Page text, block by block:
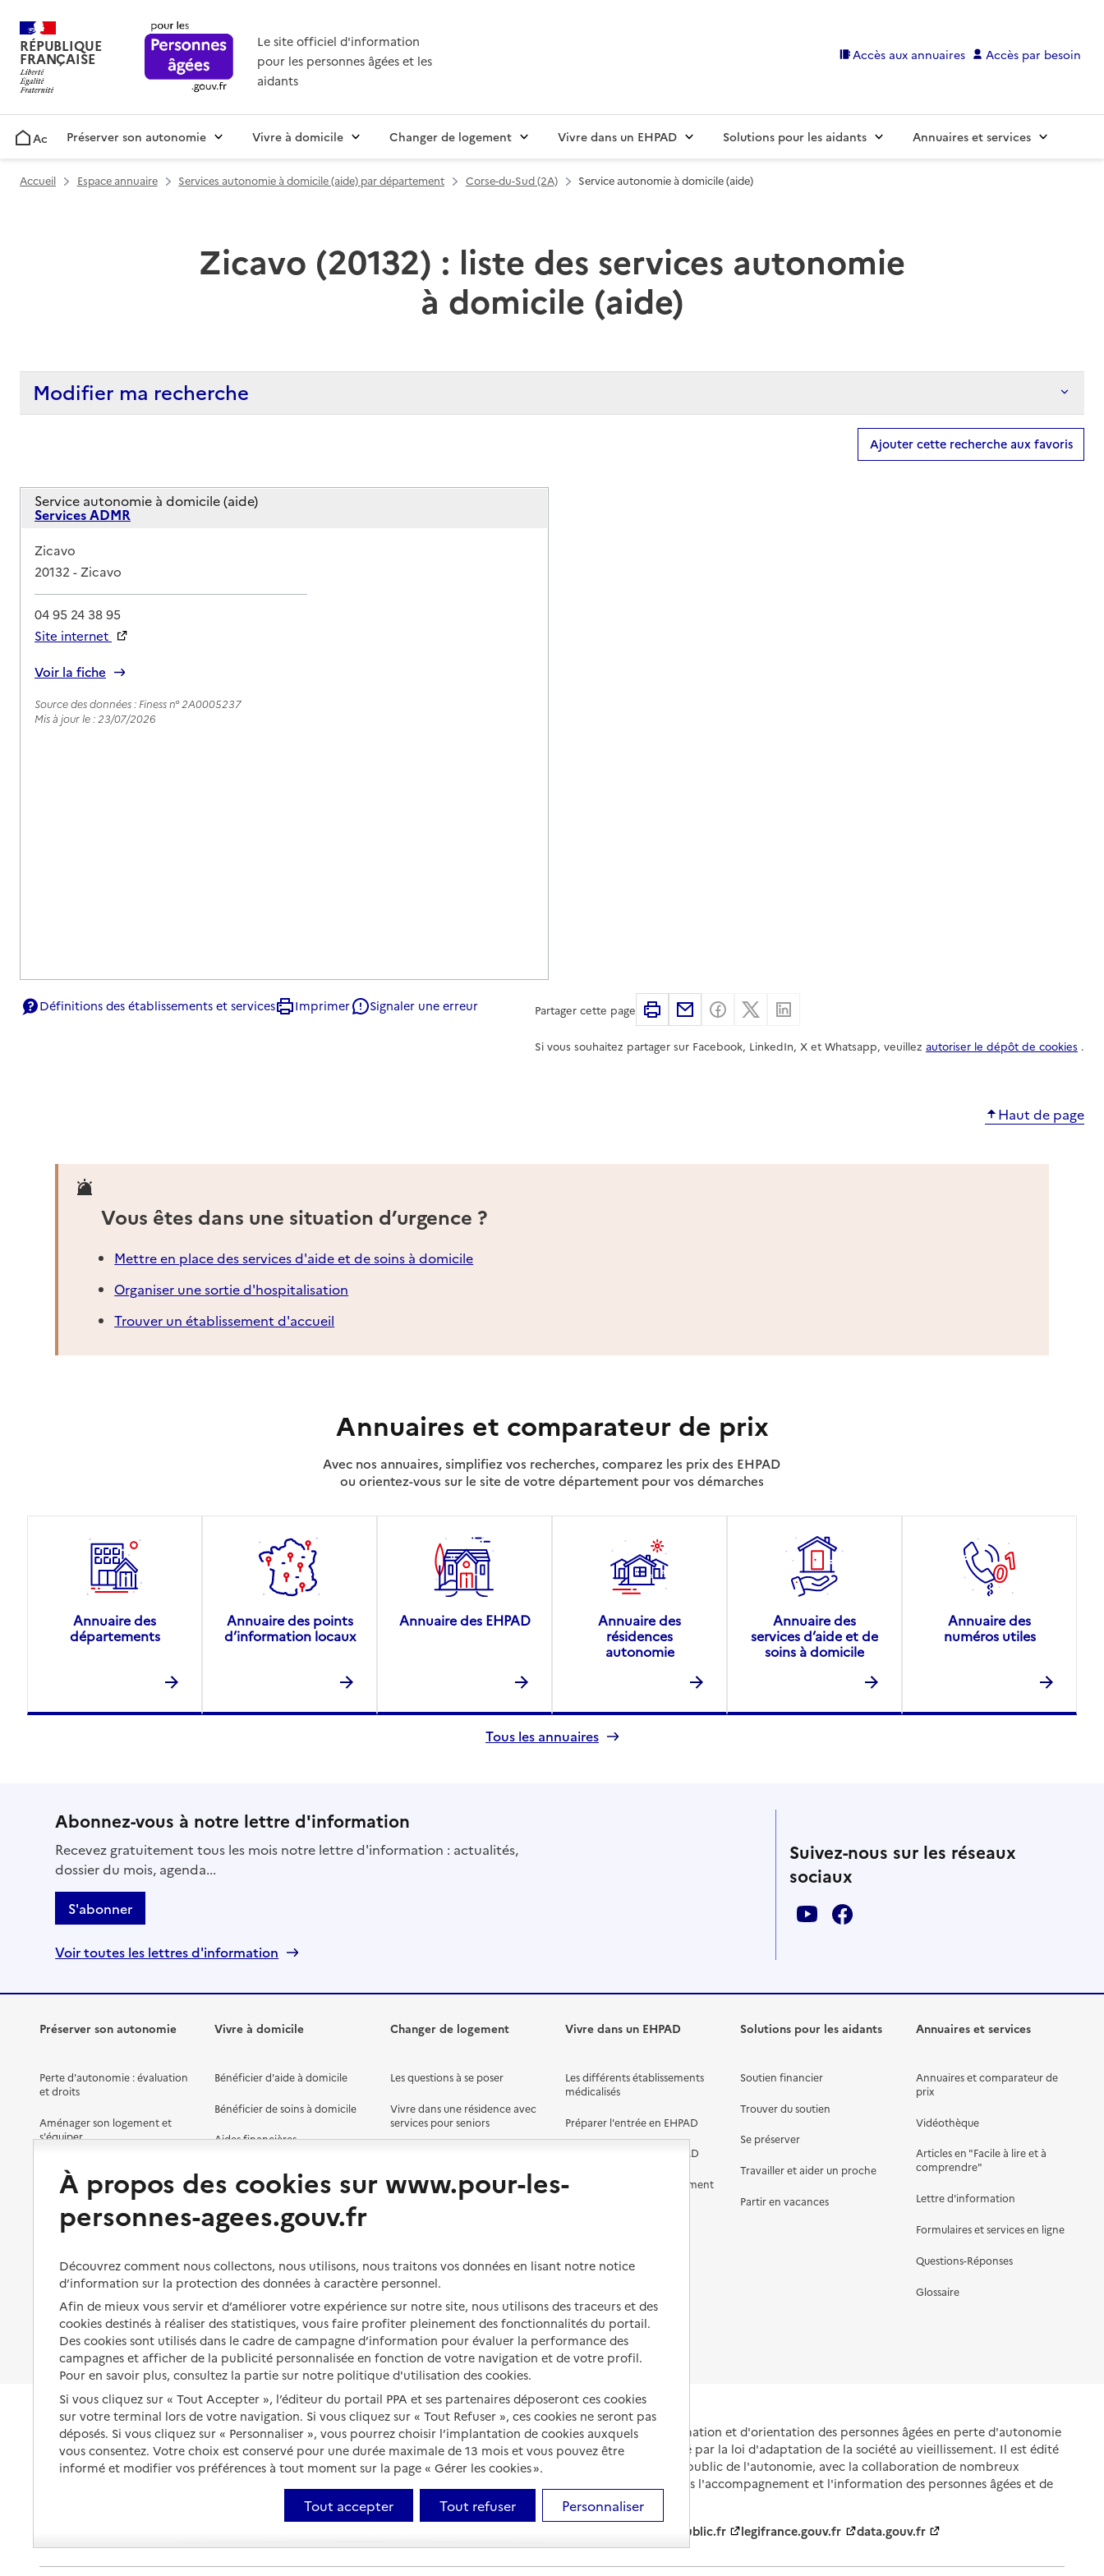
RÉPUBLIQUE
FRANÇAISE
Le site officiel d'information
pour les personnes âgées et les
aidants
Accès aux annuaires Accès par besoin
AccueilPréserver son autonomie Vivre à domicile Changer de logement Vivre dans un EHPAD Solutions pour les aidants Annuaires et services
Accueil Espace annuaire Services autonomie à domicile (aide) par département Corse-du-Sud (2A) Service autonomie à domicile (aide)
Zicavo (20132) : liste des services autonomie
à domicile (aide)
Modifier ma recherche
Ajouter cette recherche aux favoris
Service autonomie à domicile (aide)
Services ADMR
Adresse
Zicavo
20132 - Zicavo
04 95 24 38 95
Site internet
Voir la fiche
Source des données : Finess n° 2A0005237
Mis à jour le : 23/07/2026
Définitions des établissements et services Imprimer Signaler une erreur Partager cette page ImprimerPartager par email
Partager sur Facebook
Partager sur X
Si vous souhaitez partager sur Facebook, LinkedIn, X et Whatsapp, veuillez autoriser le dépôt de cookies .
Haut de page
Vous êtes dans une situation d’urgence ?
Mettre en place des services d'aide et de soins à domicile
Organiser une sortie d'hospitalisation
Trouver un établissement d'accueil
Annuaires et comparateur de prix
Avec nos annuaires, simplifiez vos recherches, comparez les prix des EHPAD
ou orientez-vous sur le site de votre département pour vos démarches
Annuaire des
départements
Annuaire des points
d’information locaux
Annuaire des EHPAD
Annuaire des
résidences
autonomie
Annuaire des
services d’aide et de
soins à domicile
Annuaire des
numéros utiles
Tous les annuaires
Abonnez-vous à notre lettre d'information
Recevez gratuitement tous les mois notre lettre d'information : actualités,
dossier du mois, agenda...
S'abonner
Voir toutes les lettres d'information
Suivez-nous sur les réseaux
sociaux
Préserver son autonomie
Perte d'autonomie : évaluation
et droits
Aménager son logement et
s'équiper
Préserver son autonomie et sa
santé
Organiser à l'avance sa propre
protection
Les obligations de la famille
À qui s’adresser ?
Les politiques du grand âge
Vivre à domicile
Bénéficier d'aide à domicile
Bénéficier de soins à domicile
Aides financières
Vivre à domicile avec une
Être hospitalisé
Fin de vie à domicile
Changer de logement
Les questions à se poser
Vivre dans une résidence avec
services pour seniors
Vivre en accueil familial
Vivre dans un EHPAD
Les différents établissements
médicalisés
Préparer l'entrée en EHPAD
Aides financières en EHPAD
Prévention, accompagnement
Droits en EHPAD
Fin de vie en EHPAD
Solutions pour les aidants
Soutien financier
Trouver du soutien
Se préserver
Travailler et aider un proche
Partir en vacances
Annuaires et services
Annuaires et comparateur de
prix
Vidéothèque
Articles en "Facile à lire et à
comprendre"
Lettre d'information
Formulaires et services en ligne
Questions-Réponses
Glossaire
Portail national d'information et d'orientation des personnes âgées en perte d'autonomie
et de leurs proches, créé par la loi d'adaptation de la société au vieillissement. Il est édité
et animé par le Service public de l'autonomie, avec la collaboration de nombreux
partenaires engagés dans l'accompagnement et l'information des personnes âgées et de
leurs aidants.
service-public.fr legifrance.gouv.fr data.gouv.fr
À propos des cookies sur www.pour-les-
personnes-agees.gouv.fr
Découvrez comment nous collectons, nous utilisons, nous traitons vos données en lisant notre notice
d’information sur la protection des données à caractère personnel.
Afin de mieux vous servir et d’améliorer votre expérience sur notre site, nous utilisons des traceurs et des
cookies destinés à réaliser des statistiques, vous faire profiter pleinement des fonctionnalités du portail.
Des cookies sont utilisés dans le cadre de campagne d’information pour évaluer la performance des
campagnes et afficher de la publicité personnalisée en fonction de votre navigation et de votre profil.
Pour en savoir plus, consultez la partie sur notre politique d'utilisation des cookies.
Si vous cliquez sur « Tout Accepter », l’éditeur du portail PPA et ses partenaires déposeront ces cookies
sur votre terminal lors de votre navigation. Si vous cliquez sur « Tout Refuser », ces cookies ne seront pas
déposés. Si vous cliquez sur « Personnaliser », vous pourrez choisir l’implantation de cookies auxquels
vous consentez. Votre choix est conservé pour une durée maximale de 13 mois et vous pouvez être
informé et modifier vos préférences à tout moment sur la page « Gérer les cookies ».
Tout accepter Tout refuser Personnaliser